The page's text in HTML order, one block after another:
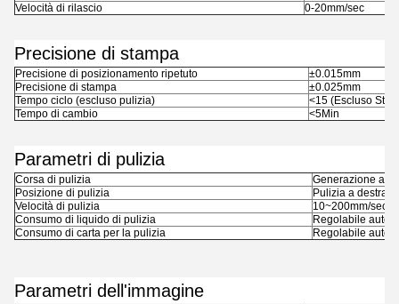
Velocità di rilascio
0-20mm/sec
Precisione di stampa
Precisione di posizionamento ripetuto
±0.015mm
Precisione di stampa
±0.025mm
Tempo ciclo (escluso pulizia)
<15 (Escluso
Tempo di cambio
<5Min
Parametri di pulizia
Corsa di pulizia
Generazione
Posizione di pulizia
Pulizia a destra
Velocità di pulizia
10~200mm/sec
Consumo di liquido di pulizia
Regolabile
Consumo di carta per la pulizia
Regolabile
Parametri dell'immagine